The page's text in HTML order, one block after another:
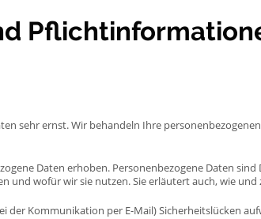
sehr ernst. Wir behandeln Ihre
Daten erhoben. Personenbezogene Daten
wofür wir sie nutzen. Sie erläutert auch, wie und
der Kommunikation per E-Mail) Sicherheitslücken